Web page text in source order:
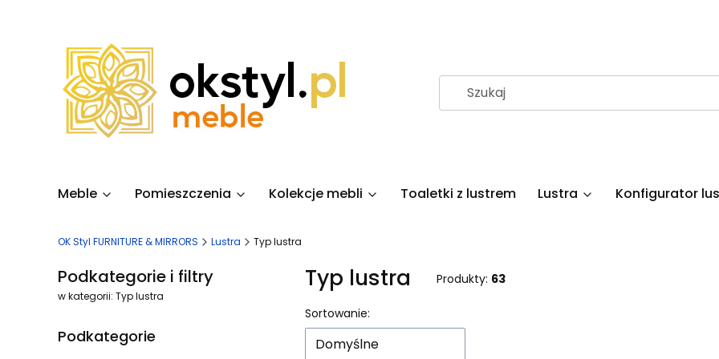
Meble Pomieszczenia Kolekcje mebli Toaletki z lustrem Lustra Konfigurator
OK Styl FURNITURE & MIRRORS Lustra Typ lustra
Podkategorie i filtry
w kategorii: Typ lustra
Podkategorie
Typ lustra Produkty: 63
Lista produktów
Sortowanie:
Domyślne